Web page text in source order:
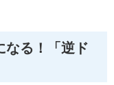
なる！「逆ド